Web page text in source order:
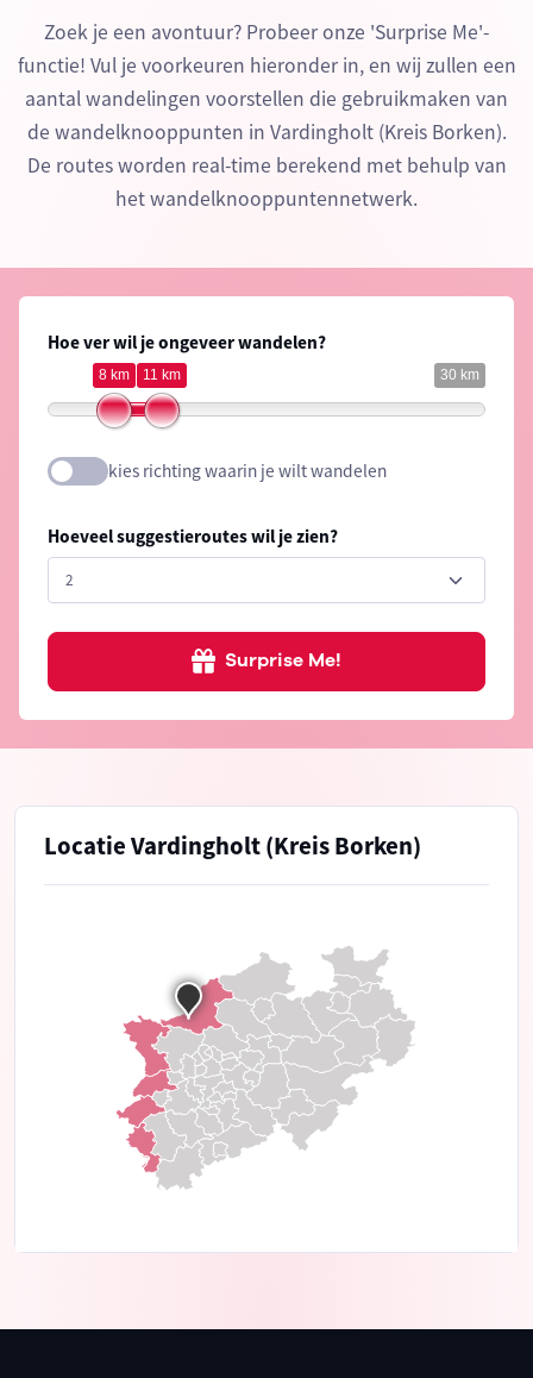
Zoek je een avontuur? Probeer onze 'Surprise Me'-
functie! Vul je voorkeuren hieronder in, en wij zullen een
aantal wandelingen voorstellen die gebruikmaken van
de wandelknooppunten in Vardingholt (Kreis Borken).
De routes worden real-time berekend met behulp van
het wandelknooppuntennetwerk.
Hoe ver wil je ongeveer wandelen?
30 km
8 km 11 km
kies richting waarin je wilt wandelen
Hoeveel suggestieroutes wil je zien?
Surprise Me!
Locatie Vardingholt (Kreis Borken)